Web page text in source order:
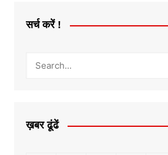
सर्च करें !
ख़बर ढूंढें